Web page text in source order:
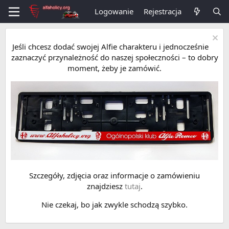
Logowanie Rejestracja
Jeśli chcesz dodać swojej Alfie charakteru i jednocześnie
zaznaczyć przynależność do naszej społeczności – to dobry
moment, żeby je zamówić.
Szczegóły, zdjęcia oraz informacje o zamówieniu
znajdziesz tutaj.
Nie czekaj, bo jak zwykle schodzą szybko.